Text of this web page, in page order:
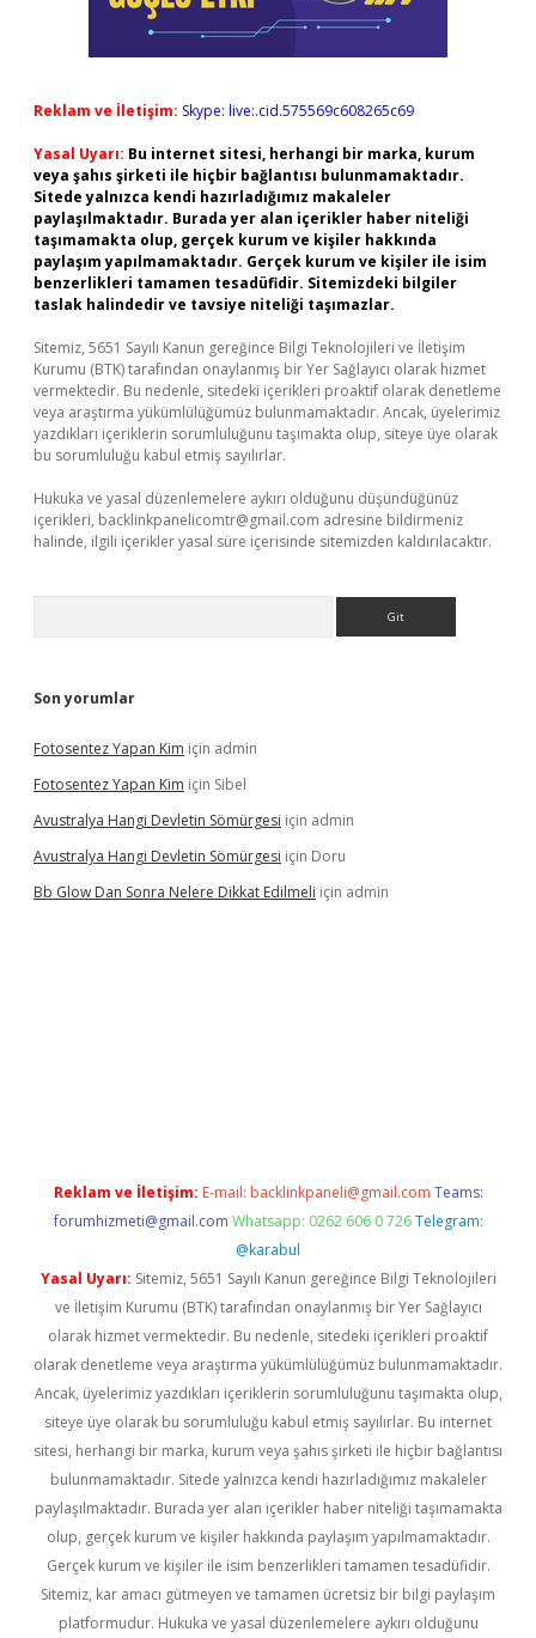
Reklam ve İletişim: Skype: live:.cid.575569c608265c69
Yasal Uyarı: Bu internet sitesi, herhangi bir marka, kurum
veya şahıs şirketi ile hiçbir bağlantısı bulunmamaktadır.
Sitede yalnızca kendi hazırladığımız makaleler
paylaşılmaktadır. Burada yer alan içerikler haber niteliği
taşımamakta olup, gerçek kurum ve kişiler hakkında
paylaşım yapılmamaktadır. Gerçek kurum ve kişiler ile isim
benzerlikleri tamamen tesadüfidir. Sitemizdeki bilgiler
taslak halindedir ve tavsiye niteliği taşımazlar.
Sitemiz, 5651 Sayılı Kanun gereğince Bilgi Teknolojileri ve İletişim
Kurumu (BTK) tarafından onaylanmış bir Yer Sağlayıcı olarak hizmet
vermektedir. Bu nedenle, sitedeki içerikleri proaktif olarak denetleme
veya araştırma yükümlülüğümüz bulunmamaktadır. Ancak, üyelerimiz
yazdıkları içeriklerin sorumluluğunu taşımakta olup, siteye üye olarak
bu sorumluluğu kabul etmiş sayılırlar.
Hukuka ve yasal düzenlemelere aykırı olduğunu düşündüğünüz
içerikleri, backlinkpanelicomtr@gmail.com adresine bildirmeniz
halinde, ilgili içerikler yasal süre içerisinde sitemizden kaldırılacaktır.
Son yorumlar
Fotosentez Yapan Kim için admin
Fotosentez Yapan Kim için Sibel
Avustralya Hangi Devletin Sömürgesi için admin
Avustralya Hangi Devletin Sömürgesi için Doru
Bb Glow Dan Sonra Nelere Dikkat Edilmeli için admin
Reklam ve İletişim: E-mail: backlinkpaneli@gmail.com Teams:
forumhizmeti@gmail.com Whatsapp: 0262 606 0 726 Telegram:
@karabul
Yasal Uyarı: Sitemiz, 5651 Sayılı Kanun gereğince Bilgi Teknolojileri
ve İletişim Kurumu (BTK) tarafından onaylanmış bir Yer Sağlayıcı
olarak hizmet vermektedir. Bu nedenle, sitedeki içerikleri proaktif
olarak denetleme veya araştırma yükümlülüğümüz bulunmamaktadır.
Ancak, üyelerimiz yazdıkları içeriklerin sorumluluğunu taşımakta olup,
siteye üye olarak bu sorumluluğu kabul etmiş sayılırlar. Bu internet
sitesi, herhangi bir marka, kurum veya şahıs şirketi ile hiçbir bağlantısı
bulunmamaktadır. Sitede yalnızca kendi hazırladığımız makaleler
paylaşılmaktadır. Burada yer alan içerikler haber niteliği taşımamakta
olup, gerçek kurum ve kişiler hakkında paylaşım yapılmamaktadır.
Gerçek kurum ve kişiler ile isim benzerlikleri tamamen tesadüfidir.
Sitemiz, kar amacı gütmeyen ve tamamen ücretsiz bir bilgi paylaşım
platformudur. Hukuka ve yasal düzenlemelere aykırı olduğunu